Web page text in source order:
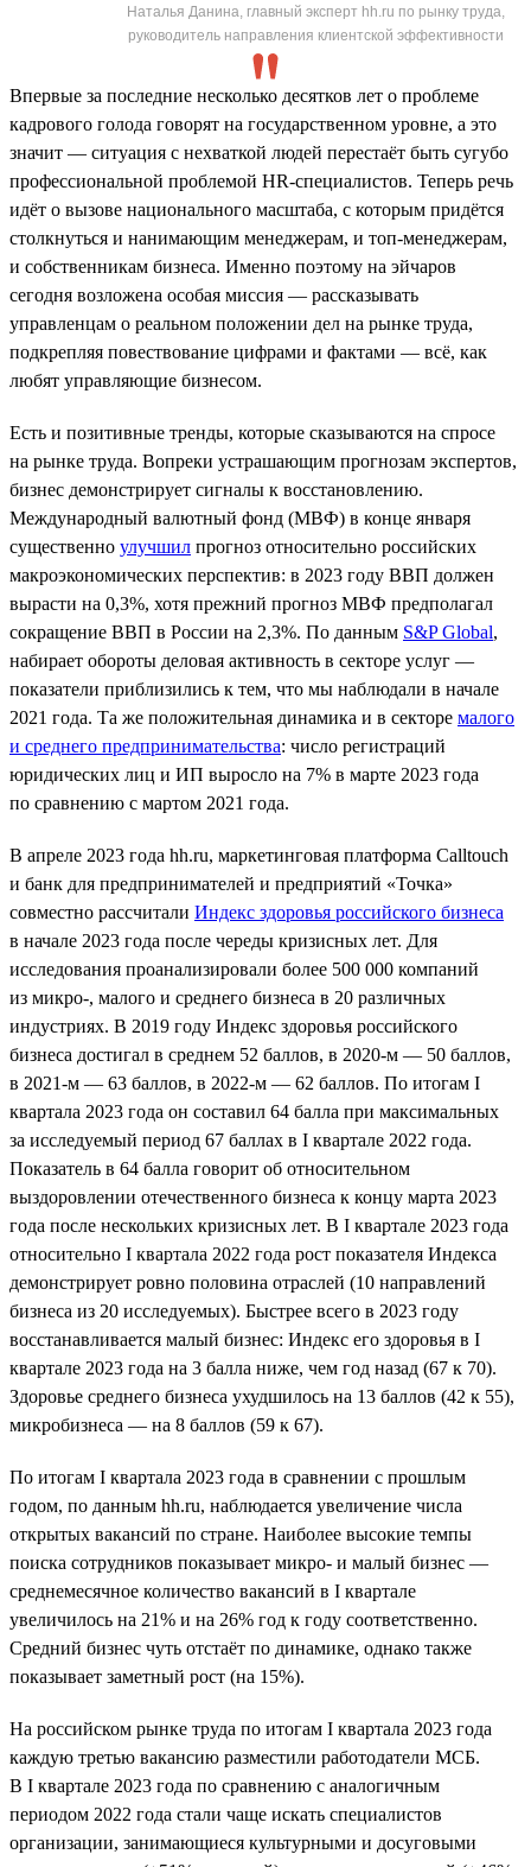
Наталья Данина, главный эксперт hh.ru по рынку труда,
руководитель направления клиентской эффективности
Впервые за последние несколько десятков лет о проблеме
кадрового голода говорят на государственном уровне, а это
значит — ситуация с нехваткой людей перестаёт быть сугубо
профессиональной проблемой HR-специалистов. Теперь речь
идёт о вызове национального масштаба, с которым придётся
столкнуться и нанимающим менеджерам, и топ-менеджерам,
и собственникам бизнеса. Именно поэтому на эйчаров
сегодня возложена особая миссия — рассказывать
управленцам о реальном положении дел на рынке труда,
подкрепляя повествование цифрами и фактами — всё, как
любят управляющие бизнесом.
Есть и позитивные тренды, которые сказываются на спросе
на рынке труда. Вопреки устрашающим прогнозам экспертов,
бизнес демонстрирует сигналы к восстановлению.
Международный валютный фонд (МВФ) в конце января
существенно улучшил прогноз относительно российских
макроэкономических перспектив: в 2023 году ВВП должен
вырасти на 0,3%, хотя прежний прогноз МВФ предполагал
сокращение ВВП в России на 2,3%. По данным S&P Global,
набирает обороты деловая активность в секторе услуг —
показатели приблизились к тем, что мы наблюдали в начале
2021 года. Та же положительная динамика и в секторе малого
и среднего предпринимательства: число регистраций
юридических лиц и ИП выросло на 7% в марте 2023 года
по сравнению с мартом 2021 года.
В апреле 2023 года hh.ru, маркетинговая платформа Calltouch
и банк для предпринимателей и предприятий «Точка»
совместно рассчитали Индекс здоровья российского бизнеса
в начале 2023 года после череды кризисных лет. Для
исследования проанализировали более 500 000 компаний
из микро-, малого и среднего бизнеса в 20 различных
индустриях. В 2019 году Индекс здоровья российского
бизнеса достигал в среднем 52 баллов, в 2020-м — 50 баллов,
в 2021-м — 63 баллов, в 2022-м — 62 баллов. По итогам I
квартала 2023 года он составил 64 балла при максимальных
за исследуемый период 67 баллах в I квартале 2022 года.
Показатель в 64 балла говорит об относительном
выздоровлении отечественного бизнеса к концу марта 2023
года после нескольких кризисных лет. В I квартале 2023 года
относительно I квартала 2022 года рост показателя Индекса
демонстрирует ровно половина отраслей (10 направлений
бизнеса из 20 исследуемых). Быстрее всего в 2023 году
восстанавливается малый бизнес: Индекс его здоровья в I
квартале 2023 года на 3 балла ниже, чем год назад (67 к 70).
Здоровье среднего бизнеса ухудшилось на 13 баллов (42 к 55),
микробизнеса — на 8 баллов (59 к 67).
По итогам I квартала 2023 года в сравнении с прошлым
годом, по данным hh.ru, наблюдается увеличение числа
открытых вакансий по стране. Наиболее высокие темпы
поиска сотрудников показывает микро- и малый бизнес —
среднемесячное количество вакансий в I квартале
увеличилось на 21% и на 26% год к году соответственно.
Средний бизнес чуть отстаёт по динамике, однако также
показывает заметный рост (на 15%).
На российском рынке труда по итогам I квартала 2023 года
каждую третью вакансию разместили работодатели МСБ.
В I квартале 2023 года по сравнению с аналогичным
периодом 2022 года стали чаще искать специалистов
организации, занимающиеся культурными и досуговыми